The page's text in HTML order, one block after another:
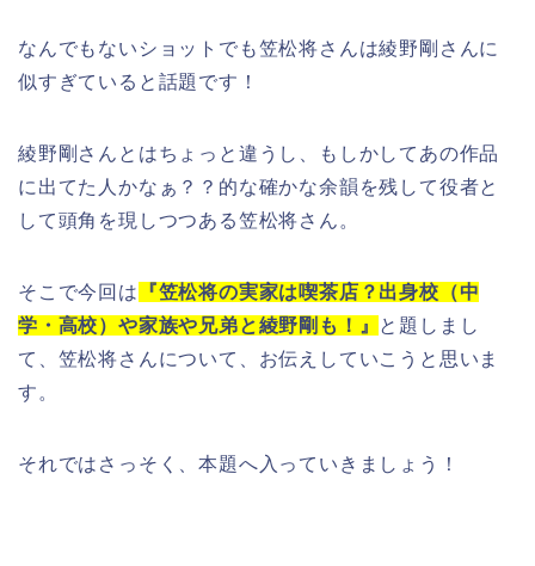
なんでもないショットでも笠松将さんは綾野剛さんに
似すぎていると話題です！
綾野剛さんとはちょっと違うし、もしかしてあの作品
に出てた人かなぁ？？的な確かな余韻を残して役者と
して頭角を現しつつある笠松将さん。
そこで今回は
『笠松将の実家は喫茶店？出身校（中
学・高校）や家族や兄弟と綾野剛も！』 と題しまし
て、笠松将さんについて、お伝えしていこうと思いま
す。
それではさっそく、本題へ入っていきましょう！